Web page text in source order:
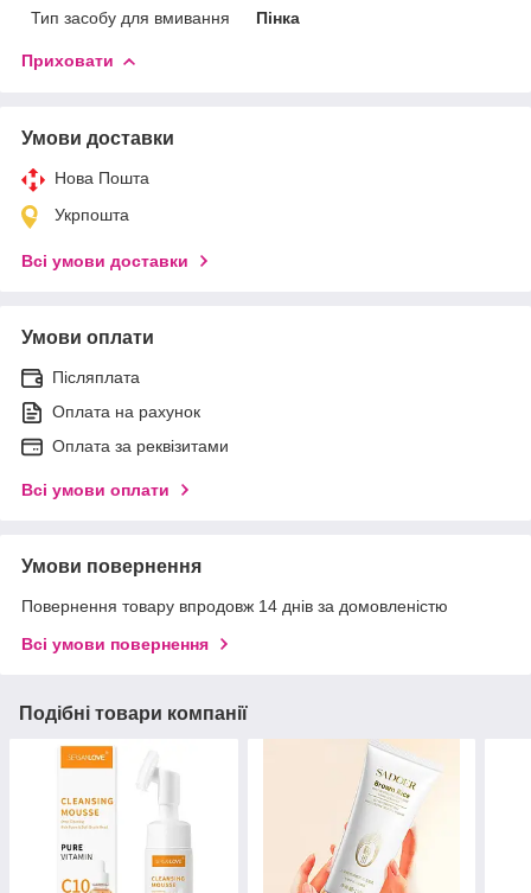
Тип засобу для вмивання
Пінка
Приховати
Умови доставки
Нова Пошта
Укрпошта
Всі умови доставки
Умови оплати
Післяплата
Оплата на рахунок
Оплата за реквізитами
Всі умови оплати
Умови повернення
Повернення товару впродовж 14 днів за домовленістю
Всі умови повернення
Подібні товари компанії